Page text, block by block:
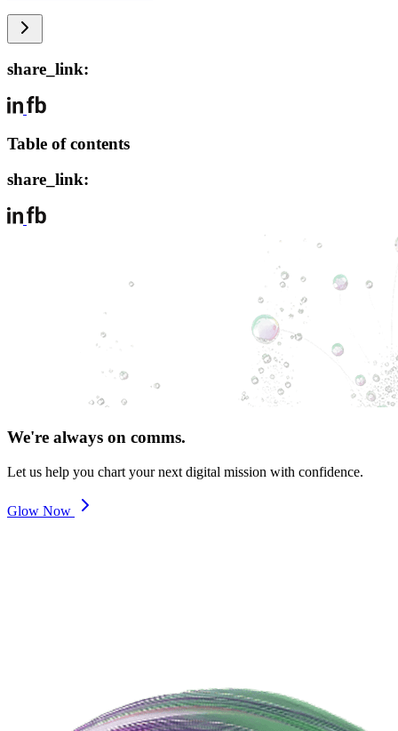
share_link:
Table of contents
share_link:
We're always on comms.
Let us help you chart your next digital mission with confidence.
Glow Now